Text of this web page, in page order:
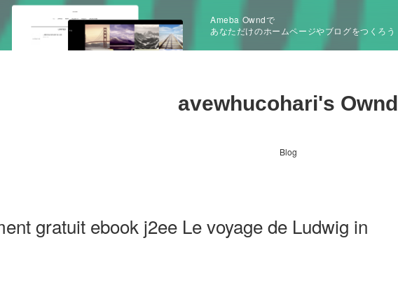
Ameba Owndで
あなただけのホームページやブログをつくろう
avewhucohari's Ownd
Blog
gratuit ebook j2ee Le voyage de Ludwig in